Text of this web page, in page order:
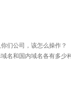
们公司，该怎么操作？
名和国内域名各有多少